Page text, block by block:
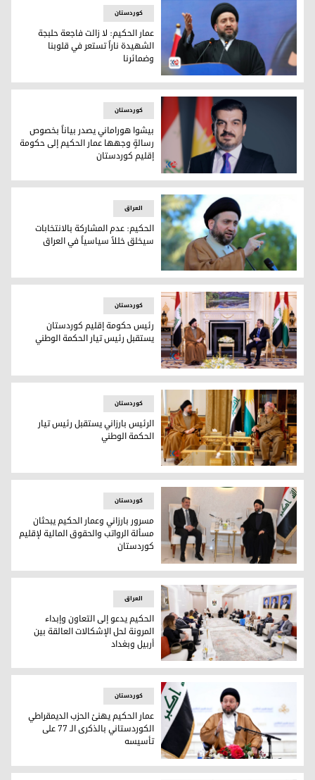
عمار الحكيم: لا زالت فاجعة حلبجة الشهيدة ناراً تستعر في
کوردستان
عمار الحكيم: لا زالت فاجعة حلبجة
الشهيدة ناراً تستعر في قلوبنا
وضمائرنا
المتحدث باسم حكومة إقليم كوردستان بيشوا هوراماني
کوردستان
بيشوا هوراماني يصدر بياناً بخصوص
رسالةٍ وجهها عمار الحكيم إلى حكومة
إقليم كوردستان
عمار الحكيم
العراق
الحكيم: عدم المشاركة بالانتخابات
سيخلق خللاً سياسياً في العراق
رئيس حكومة إقليم كوردستان يستقبل رئيس تيار الحكمة
کوردستان
رئيس حكومة إقليم كوردستان
يستقبل رئيس تيار الحكمة الوطني
الرئيس بارزاني يستقبل رئيس تيار الحكمة الوطني
کوردستان
الرئيس بارزاني يستقبل رئيس تيار
الحكمة الوطني
رئيس حكومة إقليم كوردستان مسرور بارزاني ورئيس تيار
کوردستان
مسرور بارزاني وعمار الحكيم يبحثان
مسألة الرواتب والحقوق المالية لإقليم
كوردستان
عمار الحكيم مع كتلة الحزب الديمقراطي الكوردستاني في مجلس
العراق
الحكيم يدعو إلى التعاون وإبداء
المرونة لحل الإشكالات العالقة بين
أربيل وبغداد
زعيم تيار الحكمة الوطني العراقي عمار الحكيم
کوردستان
عمار الحكيم يهنئ الحزب الديمقراطي
الكوردستاني بالذكرى الـ 77 على
تأسيسه